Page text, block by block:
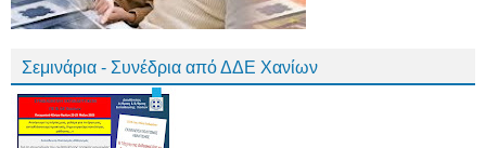
Σεμινάρια - Συνέδρια από ΔΔΕ Χανίων